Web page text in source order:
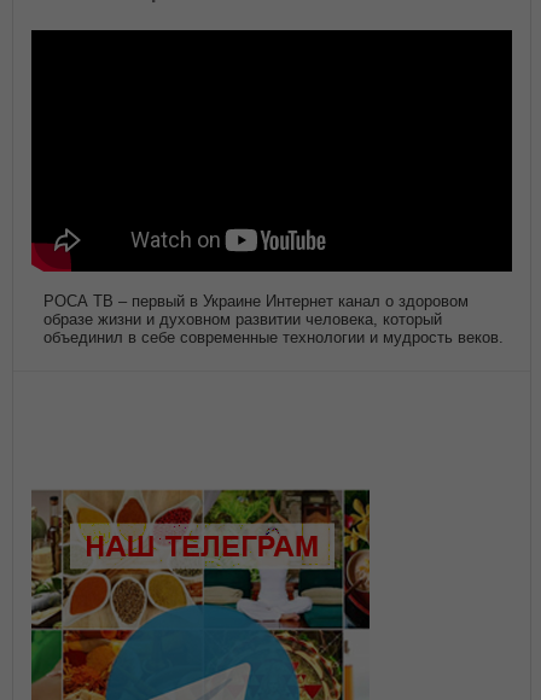
РОСА ТВ – первый в Украине Интернет канал о здоровом
образе жизни и духовном развитии человека, который
объединил в себе современные технологии и мудрость веков.